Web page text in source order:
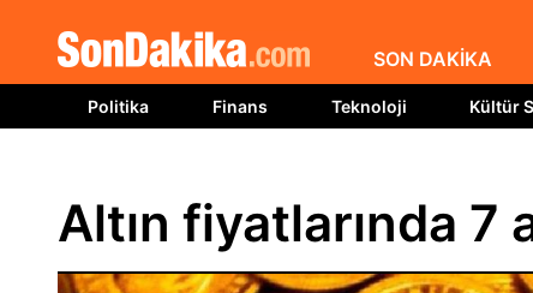
SON DAKİKA
Politika Finans Teknoloji Kültür
Altın fiyatlarında 7